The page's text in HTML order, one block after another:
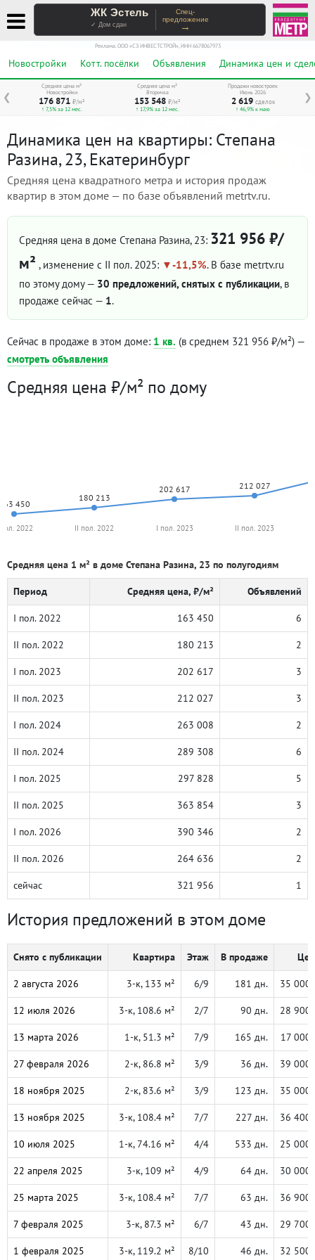
ЖК Эстель
✓ Дом сдан
Спец-
предложение
→
Реклама. ООО «СЗ ИНВЕСТСТРОЙ», ИНН 6678067973
Новостройки Котт. посёлки Объявления Динамика цен и
❮ ❯
Средняя цена м²
Новостройки
176 871 ₽/м²
↑ 7,5% за 12 мес.
Средняя цена м²
Вторичка
153 548 ₽/м²
↑ 17,9% за 12 мес.
Продажи новостроек
Июнь 2026
2 619 сделок
↑ 46,9% к маю
Динамика цен на квартиры: Степана
Разина, 23, Екатеринбург
Средняя цена квадратного метра и история продаж
квартир в этом доме — по базе объявлений metrtv.ru.
Средняя цена в доме Степана Разина, 23: 321 956 ₽/
м² , изменение с II пол. 2025: -11,5%. В базе metrtv.ru
по этому дому — 30 предложений, снятых с публикации, в
продаже сейчас — 1.
Сейчас в продаже в этом доме: 1 кв. (в среднем 321 956 ₽/м²) —
смотреть объявления
Средняя цена ₽/м² по дому
450
180 213
202 617 212 027
2022 II пол. 2022 I пол. 2023 II пол. 2023
Средняя цена 1 м² в доме Степана Разина, 23 по полугодиям
Период Средняя цена, ₽/м² Объявлений
I пол. 2022 163 450 6
II пол. 2022 180 213 2
I пол. 2023 202 617 3
II пол. 2023 212 027 3
I пол. 2024 263 008 2
II пол. 2024 289 308 6
I пол. 2025 297 828 5
II пол. 2025 363 854 3
I пол. 2026 390 346 2
II пол. 2026 264 636 2
сейчас 321 956 1
История предложений в этом доме
Снято с публикации Квартира Этаж В продаже
2 августа 2026 3-к, 133 м² 6/9 181 дн. 35 000
12 июля 2026 3-к, 108.6 м² 2/7 90 дн. 28 900
13 марта 2026 1-к, 51.3 м² 7/9 165 дн. 17 000
27 февраля 2026 2-к, 86.8 м² 3/9 36 дн. 39 000
18 ноября 2025 2-к, 83.6 м² 3/9 123 дн. 35 000
13 ноября 2025 3-к, 108.4 м² 7/7 227 дн. 36 400
10 июля 2025 1-к, 74.16 м² 4/4 533 дн. 25 000
22 апреля 2025 3-к, 109 м² 4/9 64 дн. 30 000
25 марта 2025 3-к, 108.4 м² 7/7 63 дн. 36 900
7 февраля 2025 3-к, 87.3 м² 6/7 43 дн. 29 700
1 февраля 2025 3-к, 119.2 м² 8/10 46 дн. 32 500